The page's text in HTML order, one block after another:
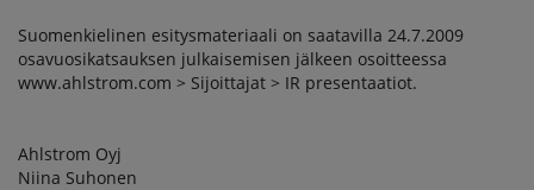
Suomenkielinen esitysmateriaali on saatavilla 24.7.2009
osavuosikatsauksen julkaisemisen jälkeen osoitteessa
www.ahlstrom.com > Sijoittajat > IR presentaatiot.
Ahlstrom Oyj
Niina Suhonen